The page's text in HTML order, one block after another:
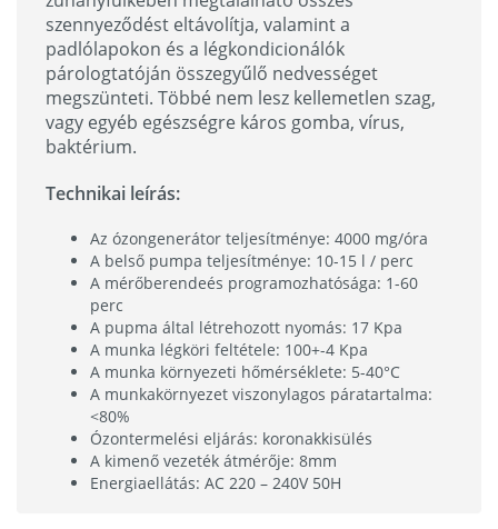
szennyeződést eltávolítja, valamint a
padlólapokon és a légkondicionálók
párologtatóján összegyűlő nedvességet
megszünteti. Többé nem lesz kellemetlen szag,
vagy egyéb egészségre káros gomba, vírus,
baktérium.
Technikai leírás:
Az ózongenerátor teljesítménye: 4000 mg/óra
A belső pumpa teljesítménye: 10-15 l / perc
A mérőberendeés programozhatósága: 1-60
perc
A pupma által létrehozott nyomás: 17 Kpa
A munka légköri feltétele: 100+-4 Kpa
A munka környezeti hőmérséklete: 5-40°C
A munkakörnyezet viszonylagos páratartalma:
<80%
Ózontermelési eljárás: koronakkisülés
A kimenő vezeték átmérője: 8mm
Energiaellátás: AC 220 – 240V 50H